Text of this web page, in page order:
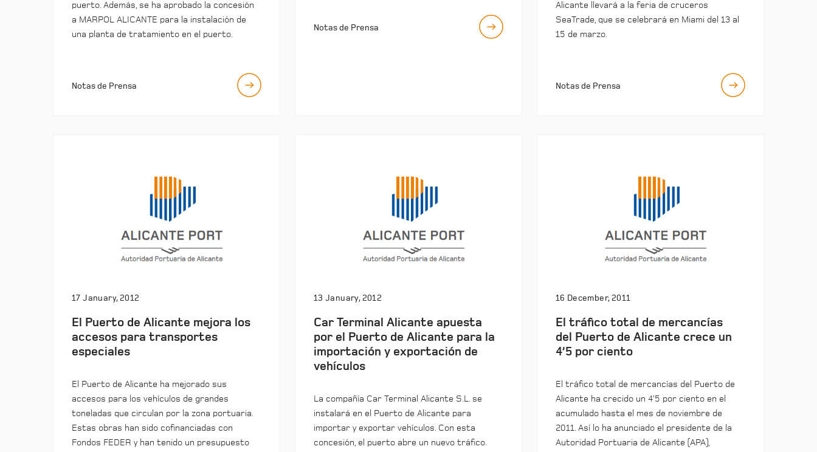
puerto. Además, se ha aprobado la concesión
a MARPOL ALICANTE para la instalación de
una planta de tratamiento en el puerto.
Notas de Prensa
Notas de Prensa
Alicante llevará a la feria de cruceros
SeaTrade, que se celebrará en Miami del 13 al
15 de marzo.
Notas de Prensa
17 January, 2012
El Puerto de Alicante mejora los
accesos para transportes
especiales
El Puerto de Alicante ha mejorado sus
accesos para los vehículos de grandes
toneladas que circulan por la zona portuaria.
Estas obras han sido cofinanciadas con
Fondos FEDER y han tenido un presupuesto
13 January, 2012
Car Terminal Alicante apuesta
por el Puerto de Alicante para la
importación y exportación de
vehículos
La compañía Car Terminal Alicante S.L. se
instalará en el Puerto de Alicante para
importar y exportar vehículos. Con esta
concesión, el puerto abre un nuevo tráfico.
16 December, 2011
El tráfico total de mercancías
del Puerto de Alicante crece un
4’5 por ciento
El tráfico total de mercancías del Puerto de
Alicante ha crecido un 4’5 por ciento en el
acumulado hasta el mes de noviembre de
2011. Así lo ha anunciado el presidente de la
Autoridad Portuaria de Alicante (APA),